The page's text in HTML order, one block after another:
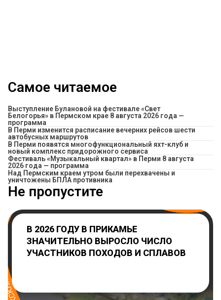
Самое читаемое
Выступление Булановой на фестивале «Свет
Белогорья» в Пермском крае 8 августа 2026 года —
программа
​В Перми изменится расписание вечерних рейсов шести
автобусных маршрутов
В Перми появятся многофункциональный яхт-клуб и
новый комплекс придорожного сервиса
Фестиваль «Музыкальный квартал» в Перми 8 августа
2026 года — программа
Над Пермским краем утром были перехвачены и
уничтожены БПЛА противника
Не пропустите
В 2026 ГОДУ В ПРИКАМЬЕ
ЗНАЧИТЕЛЬНО ВЫРОСЛО ЧИСЛО
УЧАСТНИКОВ ПОХОДОВ И СПЛАВОВ